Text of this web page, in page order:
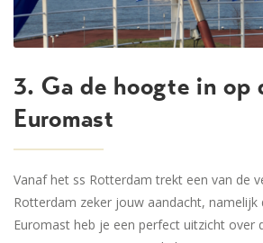
3. Ga de hoogte in op
Euromast
Vanaf het ss Rotterdam trekt een van de
Rotterdam zeker jouw aandacht, namelijk
Euromast heb je een perfect uitzicht over